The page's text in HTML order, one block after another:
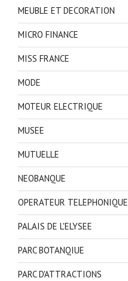
MEUBLE ET DECORATION
MICRO FINANCE
MISS FRANCE
MODE
MOTEUR ELECTRIQUE
MUSEE
MUTUELLE
NEOBANQUE
OPERATEUR TELEPHONIQUE
PALAIS DE L'ELYSEE
PARC BOTANQIUE
PARC D'ATTRACTIONS